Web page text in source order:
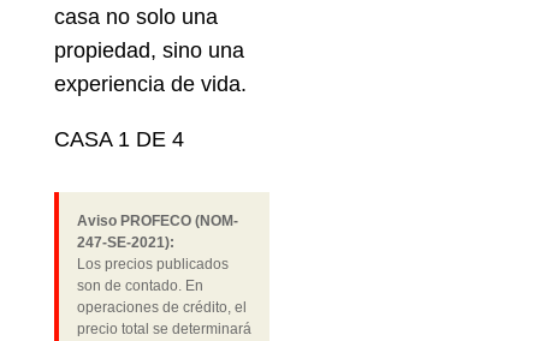
casa no solo una
propiedad, sino una
experiencia de vida.
CASA 1 DE 4
Aviso PROFECO (NOM-
247-SE-2021):
Los precios publicados
son de contado. En
operaciones de crédito, el
precio total se determinará